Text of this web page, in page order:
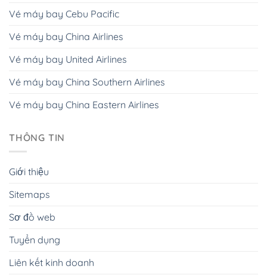
Vé máy bay Cebu Pacific
Vé máy bay China Airlines
Vé máy bay United Airlines
Vé máy bay China Southern Airlines
Vé máy bay China Eastern Airlines
THÔNG TIN
Giới thiệu
Sitemaps
Sơ đồ web
Tuyển dụng
Liên kết kinh doanh